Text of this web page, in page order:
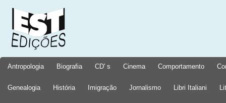
Antropologia Biografia CD' s Cinema Comportamento
Genealogia História Imigração Jornalismo Libri Italiani